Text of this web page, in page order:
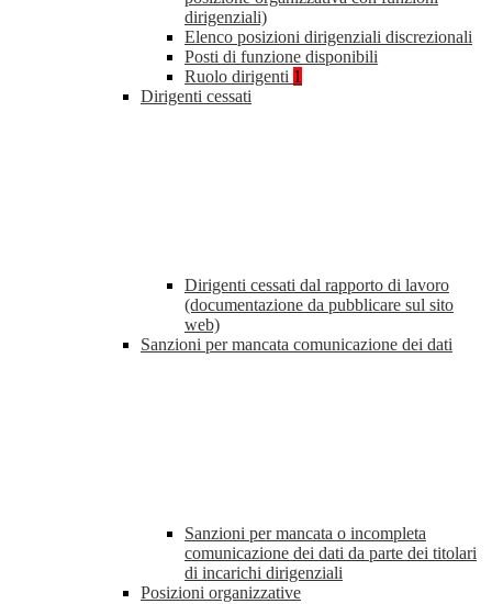
dirigenziali)
Elenco posizioni dirigenziali discrezionali
Posti di funzione disponibili
Ruolo dirigenti 1
Dirigenti cessati
Dirigenti cessati dal rapporto di lavoro
(documentazione da pubblicare sul sito
web)
Sanzioni per mancata comunicazione dei dati
Sanzioni per mancata o incompleta
comunicazione dei dati da parte dei titolari
di incarichi dirigenziali
Posizioni organizzative